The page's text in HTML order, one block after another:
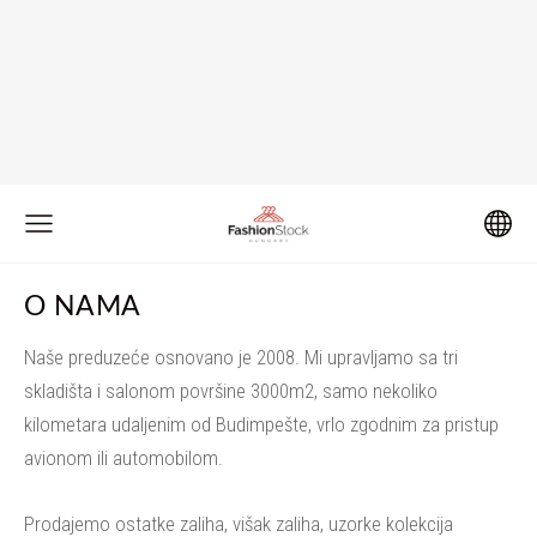
O NAMA
Naše preduzeće osnovano je 2008. Mi upravljamo sa tri
skladišta i salonom površine 3000m2, samo nekoliko
kilometara udaljenim od Budimpešte, vrlo zgodnim za pristup
avionom ili automobilom.
Prodajemo ostatke zaliha, višak zaliha, uzorke kolekcija